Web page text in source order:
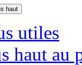
haut
utiles
haut au